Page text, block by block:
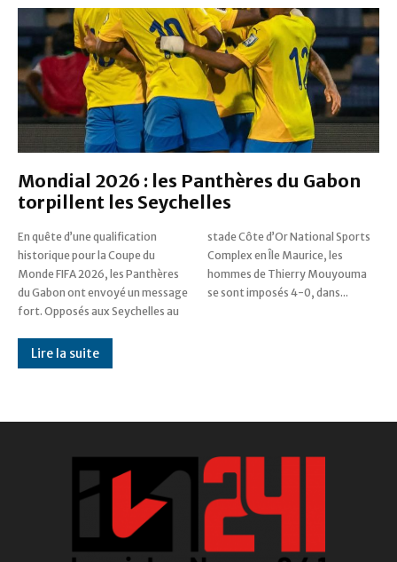
Mondial 2026 : les Panthères du Gabon
torpillent les Seychelles
En quête d’une qualification
historique pour la Coupe du
Monde FIFA 2026, les Panthères
du Gabon ont envoyé un message
fort. Opposés aux Seychelles au
stade Côte d’Or National Sports
Complex en Île Maurice, les
hommes de Thierry Mouyouma
se sont imposés 4-0, dans...
Lire la suite